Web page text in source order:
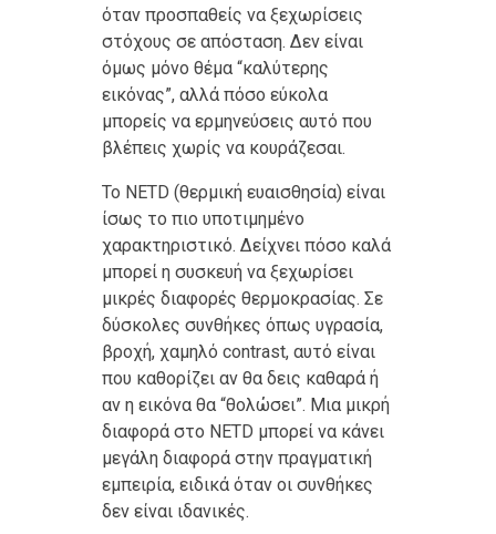
όταν προσπαθείς να ξεχωρίσεις
στόχους σε απόσταση. Δεν είναι
όμως μόνο θέμα “καλύτερης
εικόνας”, αλλά πόσο εύκολα
μπορείς να ερμηνεύσεις αυτό που
βλέπεις χωρίς να κουράζεσαι.
Το NETD (θερμική ευαισθησία) είναι
ίσως το πιο υποτιμημένο
χαρακτηριστικό. Δείχνει πόσο καλά
μπορεί η συσκευή να ξεχωρίσει
μικρές διαφορές θερμοκρασίας. Σε
δύσκολες συνθήκες όπως υγρασία,
βροχή, χαμηλό contrast, αυτό είναι
που καθορίζει αν θα δεις καθαρά ή
αν η εικόνα θα “θολώσει”. Μια μικρή
διαφορά στο NETD μπορεί να κάνει
μεγάλη διαφορά στην πραγματική
εμπειρία, ειδικά όταν οι συνθήκες
δεν είναι ιδανικές.